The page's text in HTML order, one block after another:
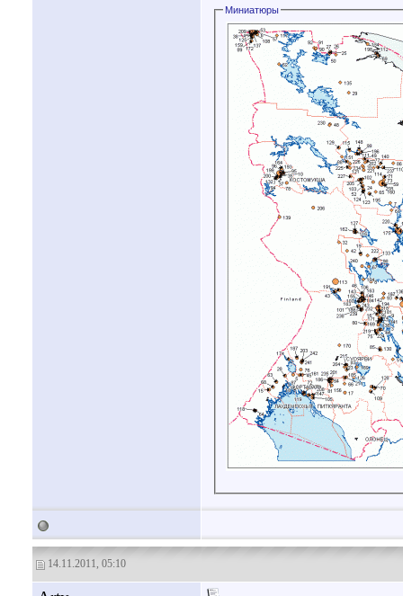
Миниатюры
14.11.2011, 05:10